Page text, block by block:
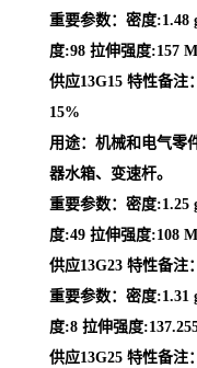
重要参数：密度:1.48
度:98 拉伸强度:157
供应13G15 特性备注
15%
用途：机械和电气零
器水箱、变速杆。
重要参数：密度:1.25
度:49 拉伸强度:108
供应13G23 特性备注
重要参数：密度:1.31
度:8 拉伸强度
供应13G25 特性备注